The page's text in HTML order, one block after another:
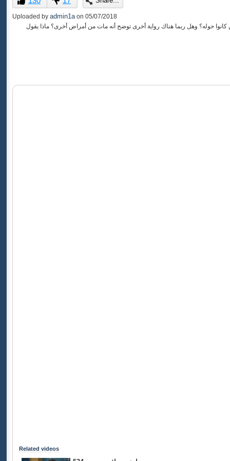
of
0
seconds
Uploaded by admin1a on 05/07/2018
حوله؟ وهل ربما هناك رواية أخرى توضح أنه مات من أمراض أخرى؟ ماذا يقول
Related videos